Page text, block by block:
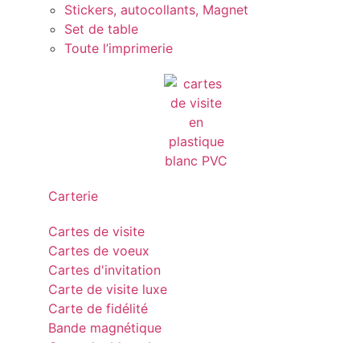
Stickers, autocollants, Magnet
Set de table
Toute l’imprimerie
Carterie
Cartes de visite
Cartes de voeux
Cartes d'invitation
Carte de visite luxe
Carte de fidélité
Bande magnétique